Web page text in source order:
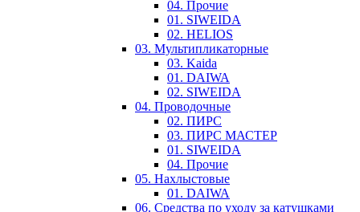
04. Прочие
01. SIWEIDA
02. HELIOS
03. Мультипликаторные
03. Kaida
01. DAIWA
02. SIWEIDA
04. Проводочные
02. ПИРС
03. ПИРС МАСТЕР
01. SIWEIDA
04. Прочие
05. Нахлыстовые
01. DAIWA
06. Средства по уходу за катушками